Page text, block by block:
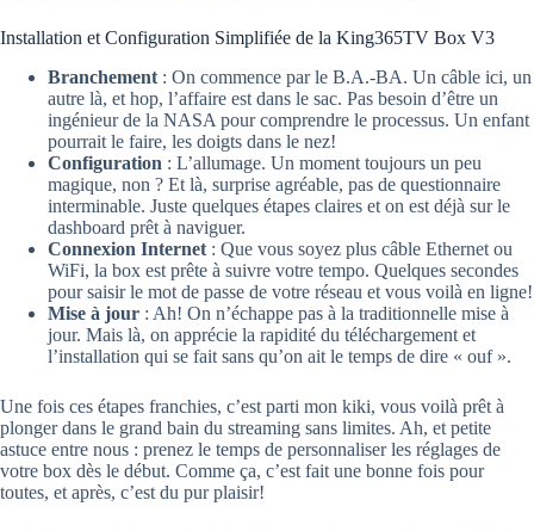
Installation et Configuration Simplifiée de la King365TV Box V3
Branchement : On commence par le B.A.-BA. Un câble ici, un
autre là, et hop, l’affaire est dans le sac. Pas besoin d’être un
ingénieur de la NASA pour comprendre le processus. Un enfant
pourrait le faire, les doigts dans le nez!
Configuration : L’allumage. Un moment toujours un peu
magique, non ? Et là, surprise agréable, pas de questionnaire
interminable. Juste quelques étapes claires et on est déjà sur le
dashboard prêt à naviguer.
Connexion Internet : Que vous soyez plus câble Ethernet ou
WiFi, la box est prête à suivre votre tempo. Quelques secondes
pour saisir le mot de passe de votre réseau et vous voilà en ligne!
Mise à jour : Ah! On n’échappe pas à la traditionnelle mise à
jour. Mais là, on apprécie la rapidité du téléchargement et
l’installation qui se fait sans qu’on ait le temps de dire « ouf ».
Une fois ces étapes franchies, c’est parti mon kiki, vous voilà prêt à
plonger dans le grand bain du streaming sans limites. Ah, et petite
astuce entre nous : prenez le temps de personnaliser les réglages de
votre box dès le début. Comme ça, c’est fait une bonne fois pour
toutes, et après, c’est du pur plaisir!